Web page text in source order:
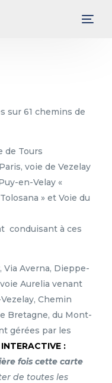
sur 61 chemins de
de Tours
voie de Vezelay
en-Velay «
» et Voie du
conduisant à ces
Via Averna, Dieppe-
Aurelia venant
Chemin
Bretagne, du Mont-
gérées par les
:
fois cette carte
de toutes les